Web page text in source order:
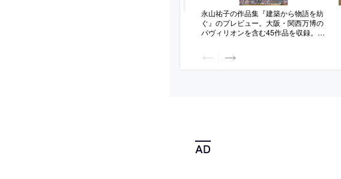
永山祐子の作品集『建築から物語を紡
ぐ』のプレビュー。大阪・関西万博の
パヴィリオンを含む45作品を収録。プ
による論考も掲載